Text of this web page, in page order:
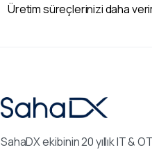
Üretim süreçlerinizi daha
SahaDX ekibinin 20 yıllık IT & OT